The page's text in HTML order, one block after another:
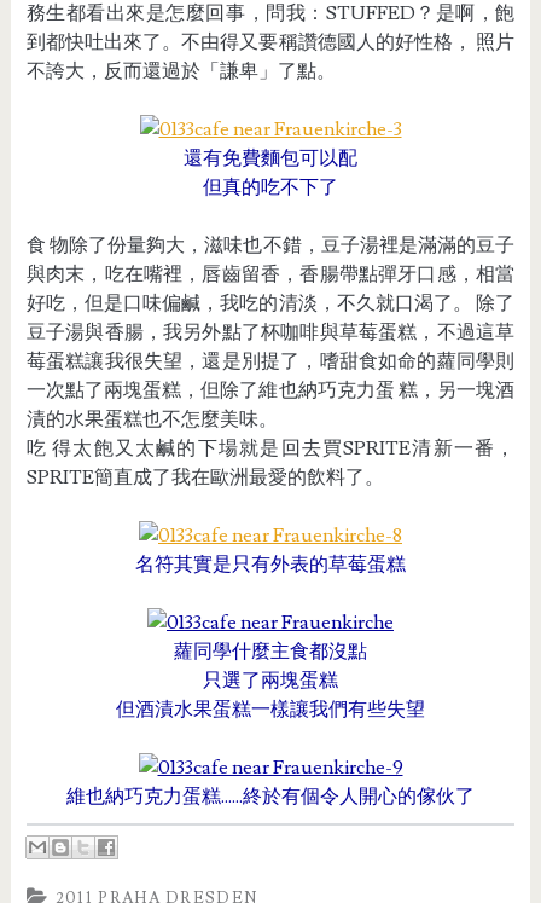
務生都看出來是怎麼回事，問我： STUFFED ？是啊，飽
到都快吐出來了。不由得又要稱讚德國人的好性格， 照片
不誇大，反而還過於「謙卑」了點。
還有免費麵包可以配
但真的吃不下了
食 物除了份量夠大，滋味也不錯，豆子湯裡是滿滿的豆子
與肉末，吃在嘴裡，唇齒留香，香腸帶點彈牙口感，相當
好吃，但是口味偏鹹，我吃的清淡，不久就口渴了。 除了
豆子湯與香腸，我另外點了杯咖啡與草莓蛋糕，不過這草
莓蛋糕讓我很失望，還是別提了，嗜甜食如命的蘿同學則
一次點了兩塊蛋糕，但除了維也納巧克力蛋 糕，另一塊酒
漬的水果蛋糕也不怎麼美味。
吃 得太飽又太鹹的下場就是回去買SPRITE清新一番，
SPRITE簡直成了我在歐洲最愛的飲料了。
名符其實是只有外表的草莓蛋糕
蘿同學什麼主食都沒點
只選了兩塊蛋糕
但酒漬水果蛋糕一樣讓我們有些失望
維也納巧克力蛋糕......終於有個令人開心的傢伙了
2011 PRAHA DRESDEN